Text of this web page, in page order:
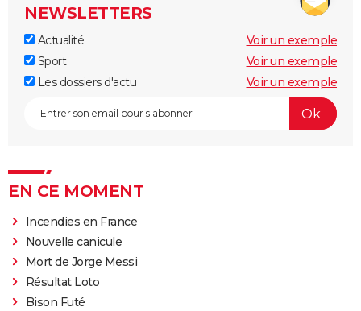
NEWSLETTERS
Actualité
Voir un exemple
Sport
Voir un exemple
Les dossiers d'actu
Voir un exemple
EN CE MOMENT
Incendies en France
Nouvelle canicule
Mort de Jorge Messi
Résultat Loto
Bison Futé